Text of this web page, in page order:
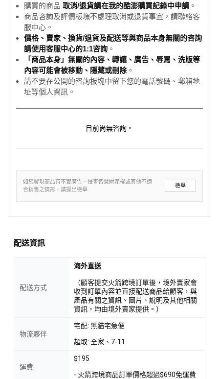
購買的商品 取消/退貨請在我的酷澎購買記錄中申請 。
商品咨詢及評價板塊不處理取消或退貨事宜，請聯絡客
服中心。
價格、賣家、換貨/退貨及配送等與商品本身無關的咨詢
請使用客服中心的1:1咨詢 。
「商品本身」無關的內容、轉讓、廣告、辱罵、洗版等
內容可能會被移動、隱藏或刪除。
請不要在公開的咨詢板塊中留下您的電話號碼、郵箱地
址等個人資訊。
目前尚無咨詢。
如您發現商品有不實廣告、侵害智慧財產權或其他不適
合銷售之情形，請提出檢舉
檢舉
配送資訊
配送方式
海外直送
（顧客提交火箭跨境訂單後，境外賣家會
收到訂單內容並直接配送商品給顧客，與
產品有關之資訊、圖片、說明及其他相關
資訊，均由境外賣家提供。）
物流夥伴
宅配: 黑貓宅急便
超取: 全家、7-11
運費
$195
- 火箭跨境商品訂單價格超過$690免運費